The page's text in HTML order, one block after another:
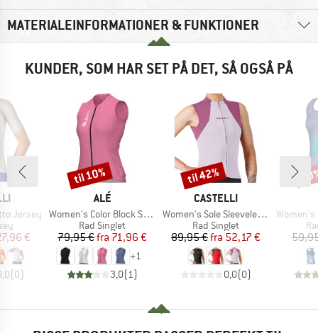
MATERIALEINFORMATIONER & FUNKTIONER
KUNDER, SOM HAR SET PÅ DET, SÅ OGSÅ PÅ
Jersey
pris
€
(0)
MÆRKE
ALÉ
Artikel
Women's Color Block Sleeveless Jersey
Produktgruppe
Rad Singlet
Pris
79,95 € Nedsat pris
fra 71,96 €
+1
3,0( 1)
Rabat
til 10%
MÆRKE
CASTELLI
Artikel
Women's Sole Sleeveless Jersey
Produktgruppe
Rad Singlet
Pris
89,95 € Nedsat pris
fra 52,17 €
0,0(0)
Rabat
til 42%
Artikel
Women's